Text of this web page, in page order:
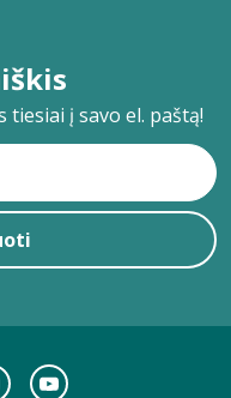
į savo el. paštą!